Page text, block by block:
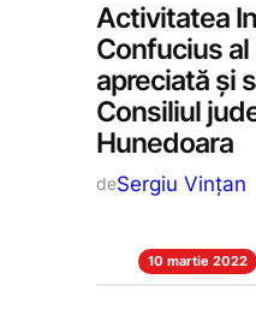
Activitatea
Confucius al
apreciată și
Consiliul
Hunedoara
deSergiu Vințan
10 martie 2022